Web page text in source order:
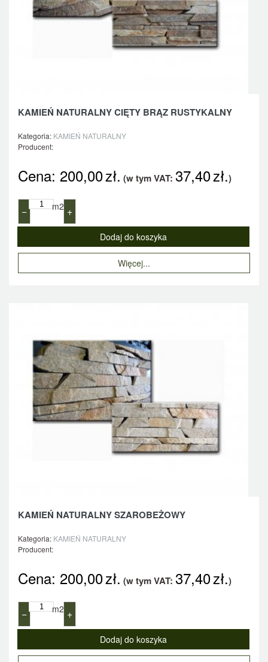
KAMIEŃ NATURALNY CIĘTY BRĄZ RUSTYKALNY
Kategoria: KAMIEŃ NATURALNY
Producent:
Cena: 200,00zł. (w tym VAT: 37,40zł.)
− m2 +
Więcej...
KAMIEŃ NATURALNY SZAROBEŻOWY
Kategoria: KAMIEŃ NATURALNY
Producent:
Cena: 200,00zł. (w tym VAT: 37,40zł.)
− m2 +